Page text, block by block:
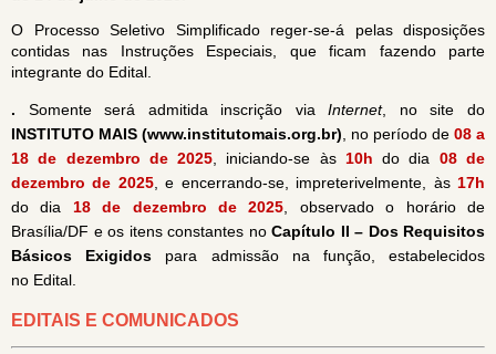
O Processo Seletivo Simplificado reger-se-á pelas disposições
contidas nas Instruções Especiais, que ficam fazendo parte
integrante do Edital.
. Somente será admitida inscrição viaInternet, no site do
INSTITUTO MAIS (www.institutomais.org.br) , no período de 08 a
18 de dezembro de 2025
iniciando-se às 10h do dia 08 de
dezembro de 2025, e encerrando-se, impreterivelmente, às 17h
do dia 18 de dezembro de 2025 , observado o horário de
Brasília/DF e os itens constantes no Capítulo II – Dos Requisitos
Básicos Exigidos para admissão na função, estabelecidos
no Edital.
EDITAIS E COMUNICADOS